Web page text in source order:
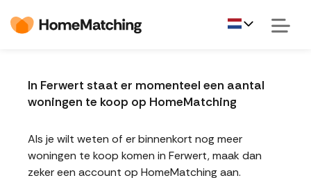
In Ferwert staat er momenteel een aantal
woningen te koop op HomeMatching
Als je wilt weten of er binnenkort nog meer
woningen te koop komen in Ferwert, maak dan
zeker een account op HomeMatching aan.